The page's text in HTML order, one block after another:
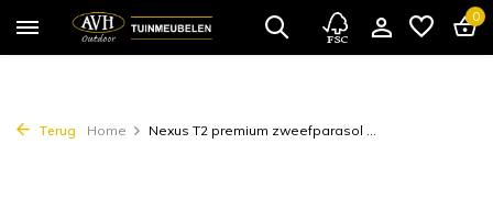
0
Terug Home Nexus T2 premium zweefparasol ...